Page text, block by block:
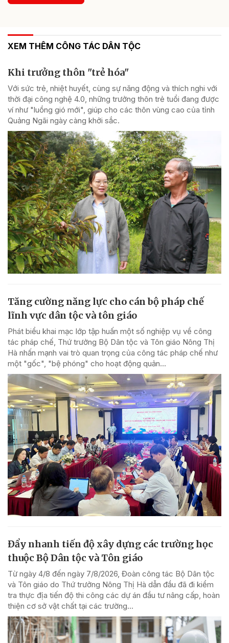
XEM THÊM CÔNG TÁC DÂN TỘC
Khi trưởng thôn "trẻ hóa"
Với sức trẻ, nhiệt huyết, cùng sự năng động và thích nghi với
thời đại công nghệ 4.0, những trưởng thôn trẻ tuổi đang được
ví như "luồng gió mới", giúp cho các thôn vùng cao của tỉnh
Quảng Ngãi ngày càng khởi sắc.
Tăng cường năng lực cho cán bộ pháp chế
lĩnh vực dân tộc và tôn giáo
Phát biểu khai mạc lớp tập huấn một số nghiệp vụ về công
tác pháp chế, Thứ trưởng Bộ Dân tộc và Tôn giáo Nông Thị
Hà nhấn mạnh vai trò quan trọng của công tác pháp chế như
một "gốc", "bệ phóng" cho hoạt động quản...
Đẩy nhanh tiến độ xây dựng các trường học
thuộc Bộ Dân tộc và Tôn giáo
Từ ngày 4/8 đến ngày 7/8/2026, Đoàn công tác Bộ Dân tộc
và Tôn giáo do Thứ trưởng Nông Thị Hà dẫn đầu đã đi kiểm
tra thực địa tiến độ thi công các dự án đầu tư nâng cấp, hoàn
thiện cơ sở vật chất tại các trường...